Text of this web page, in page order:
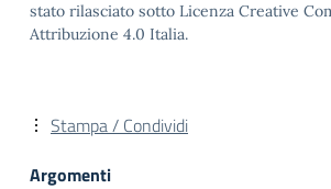
stato rilasciato sotto Licenza Creative
Attribuzione 4.0 Italia.
Stampa / Condividi
Argomenti